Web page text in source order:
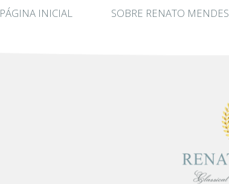
PÁGINA INICIAL SOBRE RENATO MENDES